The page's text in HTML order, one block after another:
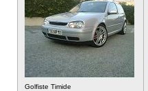
Golfiste Timide